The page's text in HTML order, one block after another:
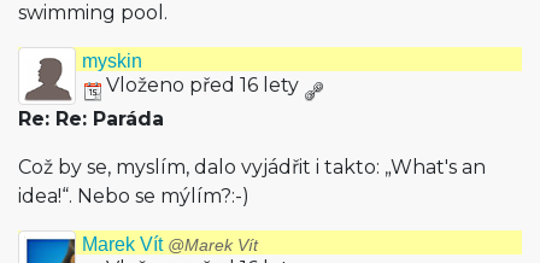
swimming pool.
myskin
Vloženo před 16 lety
Re: Re: Paráda
Což by se, myslím, dalo vyjádřit i takto: „What's an
idea!“. Nebo se mýlím?:-)
Marek Vít @Marek Vít